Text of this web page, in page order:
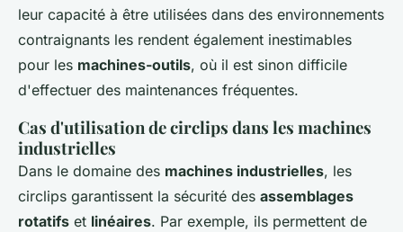
leur capacité à être utilisées dans des environnements
contraignants les rendent également inestimables
pour les machines-outils, où il est sinon difficile
d'effectuer des maintenances fréquentes.
Cas d'utilisation de circlips dans les machines
industrielles
Dans le domaine des machines industrielles, les
circlips garantissent la sécurité des assemblages
rotatifs et linéaires. Par exemple, ils permettent de